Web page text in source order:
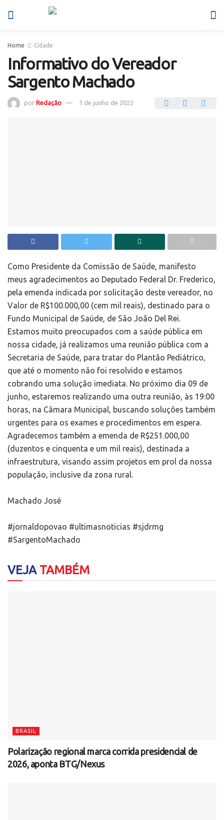
Home Cidade
Informativo do Vereador
Sargento Machado
por Redação 1 de junho de 2022
Como Presidente da Comissão de Saúde, manifesto
meus agradecimentos ao Deputado Federal Dr. Frederico,
pela emenda indicada por solicitação deste vereador, no
Valor de R$100.000,00 (cem mil reais), destinado para o
Fundo Municipal de Saúde, de São João Del Rei.
Estamos muito preocupados com a saúde pública em
nossa cidade, já realizamos uma reunião pública com a
Secretaria de Saúde, para tratar do Plantão Pediátrico,
que até o momento não foi resolvido e estamos
cobrando uma solução imediata. No próximo dia 09 de
junho, estaremos realizando uma outra reunião, às 19:00
horas, na Câmara Municipal, buscando soluções também
urgentes para os exames e procedimentos em espera.
Agradecemos também a emenda de R$251.000,00
(duzentos e cinquenta e um mil reais), destinada a
infraestrutura, visando assim projetos em prol da nossa
população, inclusive da zona rural.
Machado José
#jornaldopovao #ultimasnoticias #sjdrmg
#SargentoMachado
VEJATAMBÉM
BRASIL
Polarização regional marca corrida presidencial de
2026, aponta BTG/Nexus